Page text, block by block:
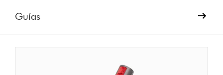
Guías